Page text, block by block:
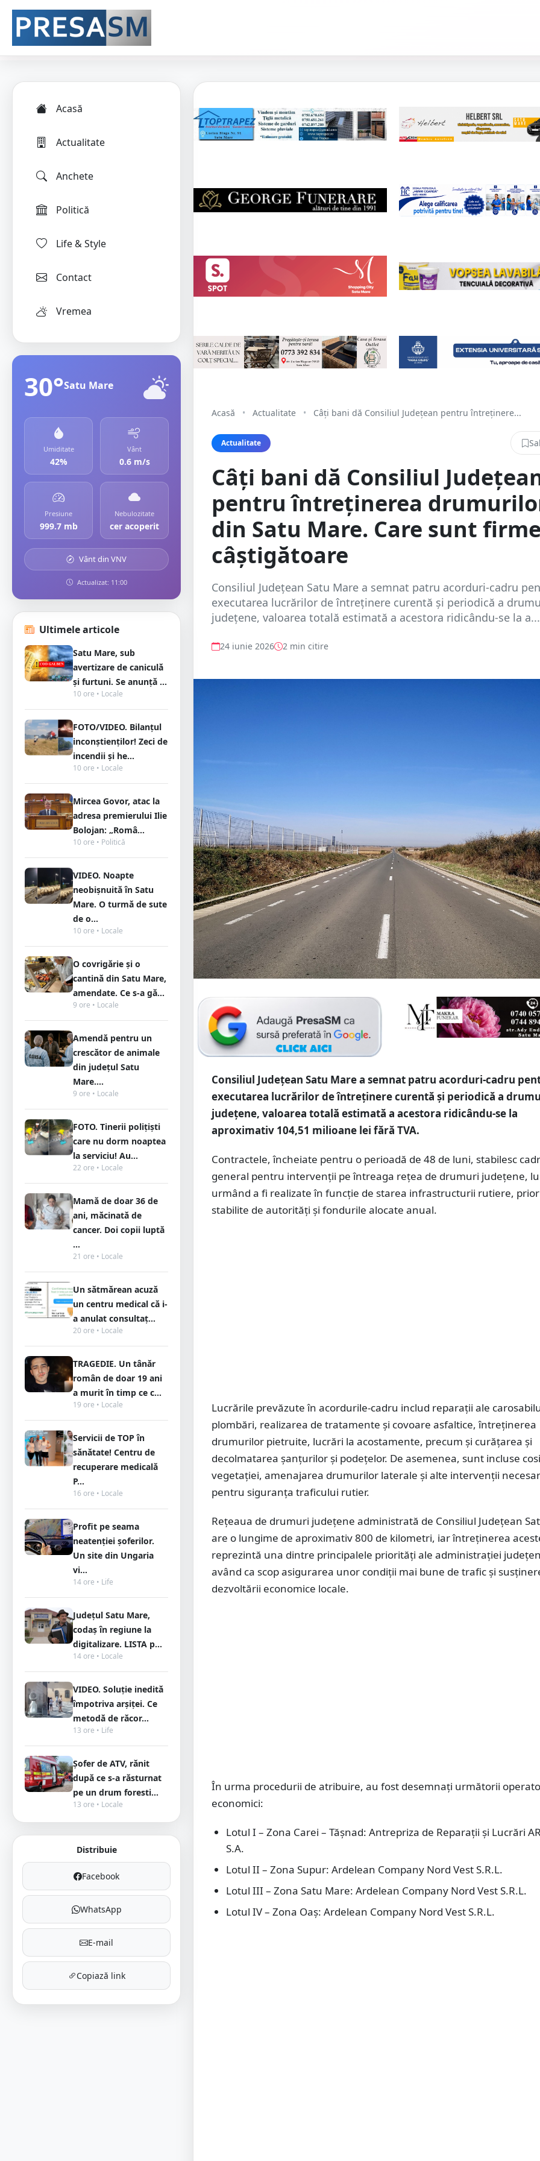
Acasă
Actualitate
Anchete
Politică
Life & Style
Contact
Vremea
30°Satu Mare
Umiditate
42%
Vânt
0.6 m/s
Presiune
999.7 mb
Nebulozitate
cer acoperit
Vânt din VNV
Actualizat: 11:00
Ultimele articole
Satu Mare, sub
avertizare de caniculă
și furtuni. Se anunță ...
10 ore • Locale
FOTO/VIDEO. Bilanțul
inconștienților! Zeci de
incendii și he...
10 ore • Locale
Mircea Govor, atac la
adresa premierului Ilie
Bolojan: „Româ...
10 ore • Politică
VIDEO. Noapte
neobișnuită în Satu
Mare. O turmă de sute
de o...
10 ore • Locale
O covrigărie și o
cantină din Satu Mare,
amendate. Ce s-a gă...
9 ore • Locale
Amendă pentru un
crescător de animale
din județul Satu
Mare....
9 ore • Locale
FOTO. Tinerii polițiști
care nu dorm noaptea
la serviciu! Au...
22 ore • Locale
Mamă de doar 36 de
ani, măcinată de
cancer. Doi copii luptă
...
21 ore • Locale
Un sătmărean acuză
un centru medical că i-
a anulat consultaț...
20 ore • Locale
TRAGEDIE. Un tânăr
român de doar 19 ani
a murit în timp ce c...
19 ore • Locale
Servicii de TOP în
sănătate! Centru de
recuperare medicală
P...
16 ore • Locale
Profit pe seama
neatenției șoferilor.
Un site din Ungaria
vi...
14 ore • Life
Județul Satu Mare,
codaș în regiune la
digitalizare. LISTA p...
14 ore • Locale
VIDEO. Soluție inedită
împotriva arșiței. Ce
metodă de răcor...
13 ore • Life
Șofer de ATV, rănit
după ce s-a răsturnat
pe un drum foresti...
13 ore • Locale
Distribuie
Facebook
WhatsApp
E-mail
Copiază link
Acasă • Actualitate • Câți bani dă Consiliul Județean pentru întreținere...
Actualitate
Câți bani dă Consiliul
pentru întreținerea
din Satu Mare. Care sunt
câștigătoare
Consiliul Județean Satu Mare a semnat patru acorduri-cadru
executarea lucrărilor de întreținere curentă și periodică a
județene, valoarea totală estimată a acestora ridicându-se la a...
24 iunie 2026 2 min citire
Consiliul Județean Satu Mare a semnat patru acorduri-cadru
executarea lucrărilor de întreținere curentă și periodică a
județene, valoarea totală estimată a acestora ridicându-se la
aproximativ 104,51 milioane lei fără TVA.
Contractele, încheiate pentru o perioadă de 48 de luni, stabilesc
general pentru intervenții pe întreaga rețea de drumuri județene,
urmând a fi realizate în funcție de starea infrastructurii rutiere,
stabilite de autorități și fondurile alocate anual.
Lucrările prevăzute în acordurile-cadru includ reparații ale
plombări, realizarea de tratamente și covoare asfaltice, întreținerea
drumurilor pietruite, lucrări la acostamente, precum și curățarea și
decolmatarea șanțurilor și podețelor. De asemenea, sunt incluse
vegetației, amenajarea drumurilor laterale și alte intervenții
pentru siguranța traficului rutier.
Rețeaua de drumuri județene administrată de Consiliul Județean
are o lungime de aproximativ 800 de kilometri, iar întreținerea
reprezintă una dintre principalele priorități ale administrației
având ca scop asigurarea unor condiții mai bune de trafic și
dezvoltării economice locale.
În urma procedurii de atribuire, au fost desemnați următorii
economici:
Lotul I – Zona Carei – Tășnad: Antrepriza de Reparații și Lucrări
S.A.
Lotul II – Zona Supur: Ardelean Company Nord Vest S.R.L.
Lotul III – Zona Satu Mare: Ardelean Company Nord Vest S.R.L.
Lotul IV – Zona Oaș: Ardelean Company Nord Vest S.R.L.